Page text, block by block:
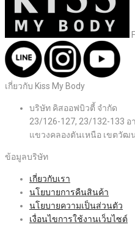
เกี่ยวกับ Kiss My Body
บริษัท คิสออฟบิวตี้ จำกัด
23/126-127, 23/132-133
แขวงคลองตันเหนือ เขตวัฒ
ข้อมูลบริษัท
เกี่ยวกับเรา
นโยบายการคืนสินค้า
นโยบายความเป็นส่วนตัว
เงื่อนไขการใช้งานเว็บไซต์